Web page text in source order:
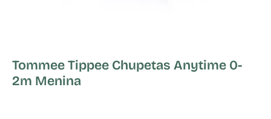
Tommee Tippee Chupetas Anytime 0-
2m Menina